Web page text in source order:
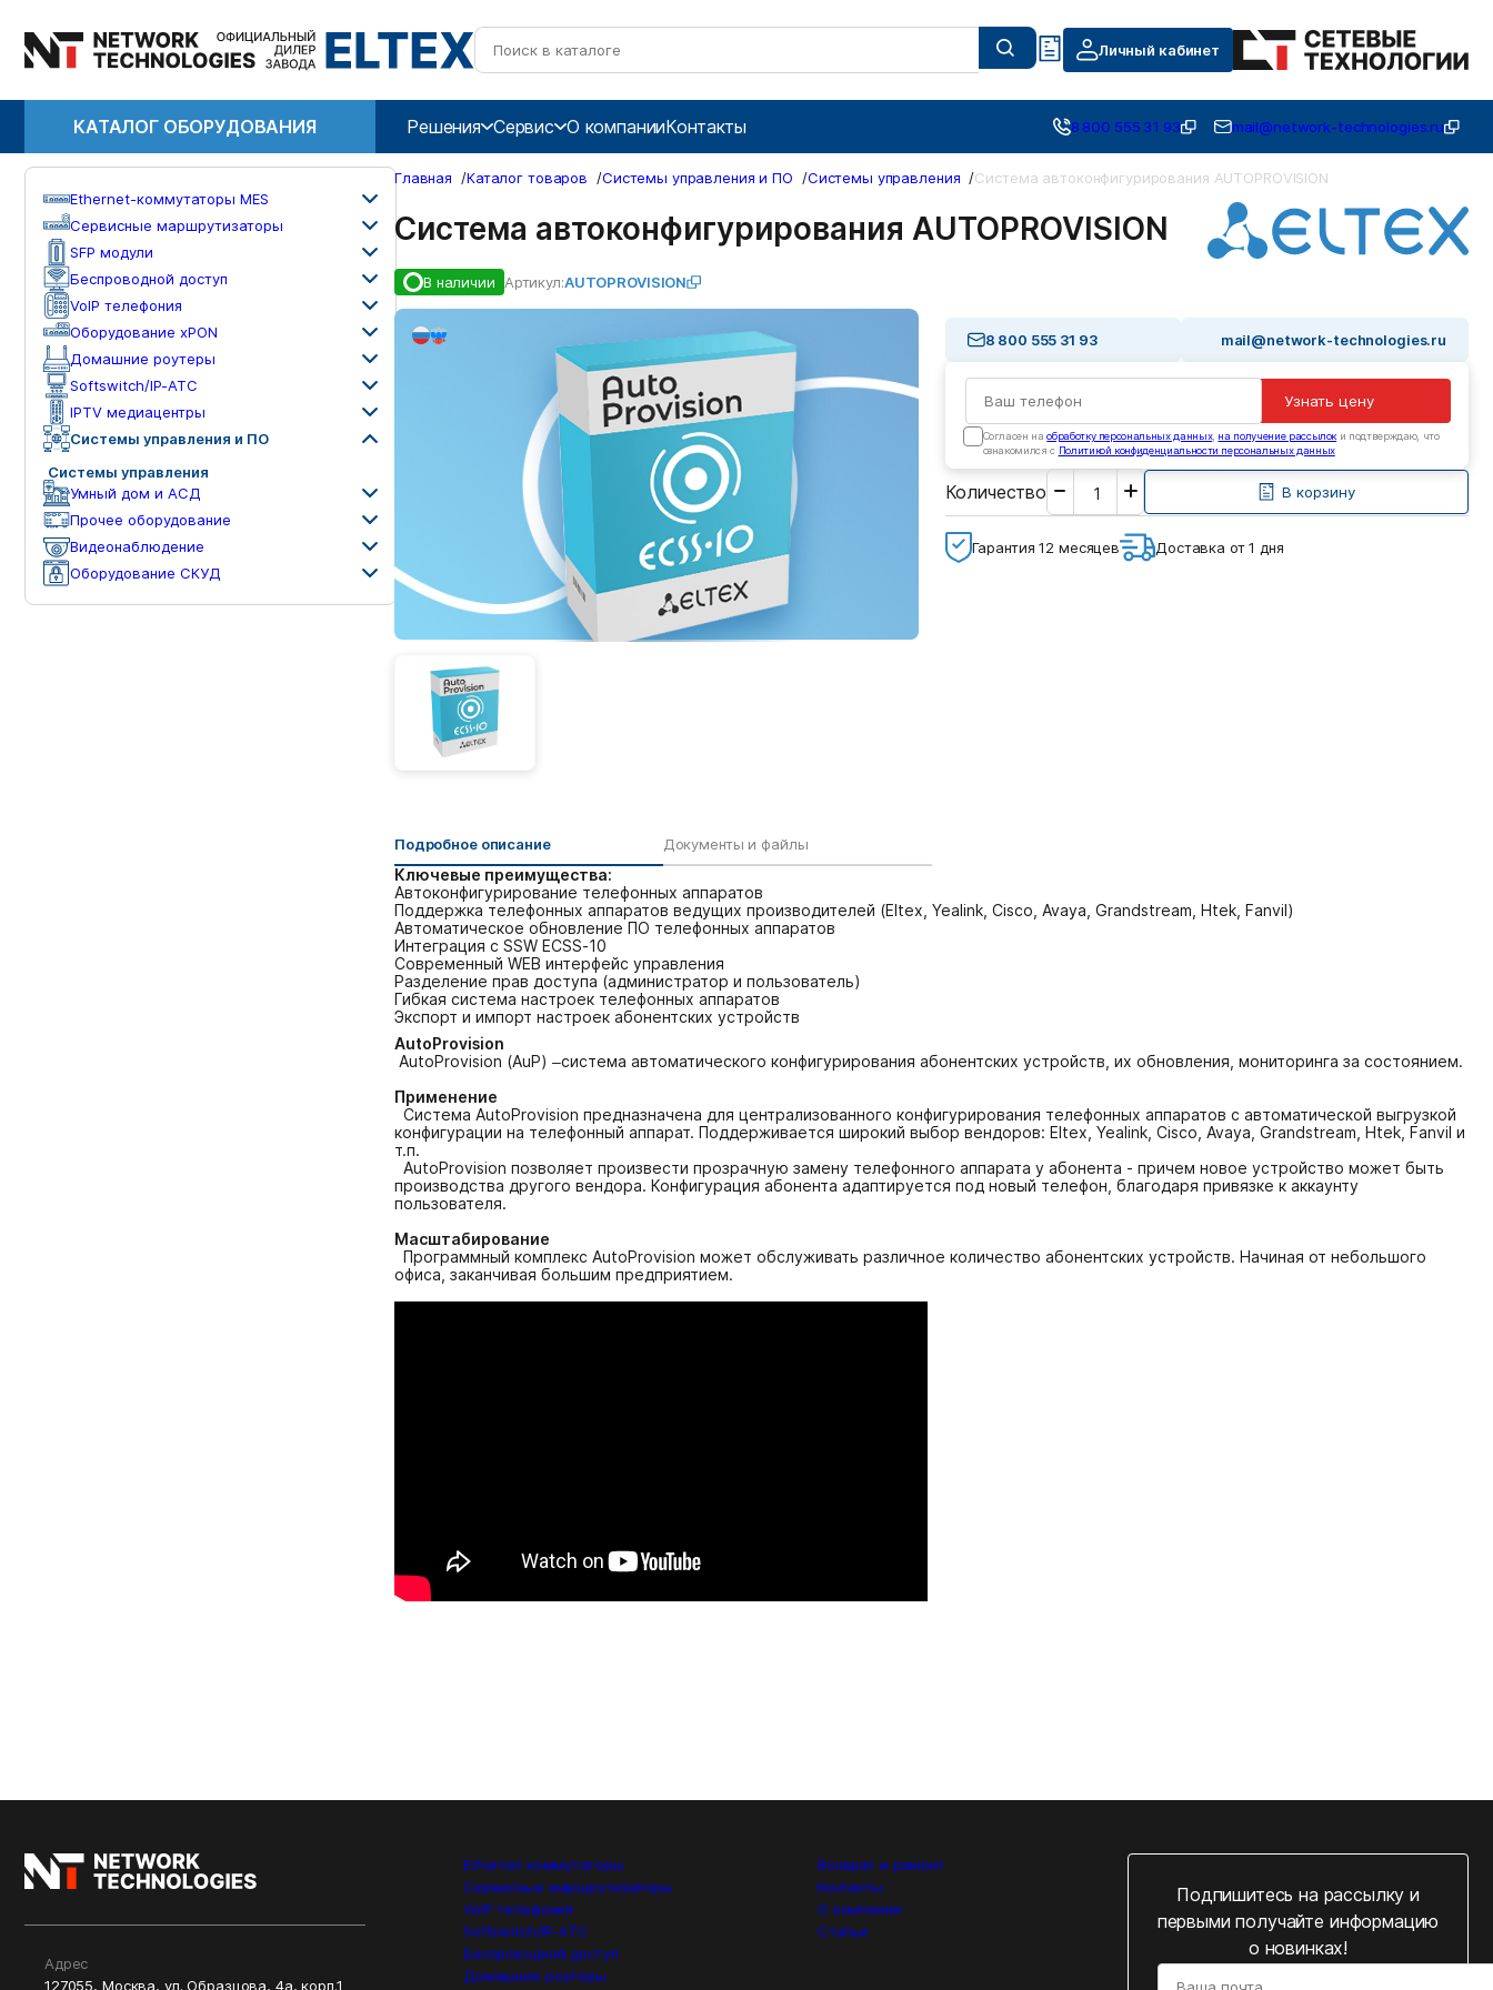
Личный кабинет
КАТАЛОГ ОБОРУДОВАНИЯ Решения Сервис О компанииКонтакты 8 800 555 31 93 mail@network-technologies.ru
Ethernet-коммутаторы MES
Сервисные маршрутизаторы
SFP модули
Беспроводной доступ
VoIP телефония
Оборудование xPON
Домашние роутеры
Softswitch/IP-ATC
IPTV медиацентры
Системы управления и ПО
Системы управления
Умный дом и АСД
Прочее оборудование
Видеонаблюдение
Оборудование СКУД
Главная /Каталог товаров /Системы управления и ПО /Системы управления /Система автоконфигурирования AUTOPROVISION
Система автоконфигурирования AUTOPROVISION
В наличии Артикул:AUTOPROVISION
8 800 555 31 93 mail@network-technologies.ru
Узнать цену
Cогласен наобработку персональных данных, на получение рассылок и подтверждаю, что
ознакомился с Политикой конфиденциальности персональных данных
Количество
Введите
необходимое
количество
В корзину
Гарантия 12 месяцев Доставка от 1 дня
Подробное описание Документы и файлы
Ключевые преимущества:
Автоконфигурирование телефонных аппаратов
Поддержка телефонных аппаратов ведущих производителей (Eltex, Yealink, Cisco, Avaya, Grandstream, Htek, Fanvil)
Автоматическое обновление ПО телефонных аппаратов
Интеграция с SSW ECSS-10
Современный WEB интерфейс управления
Разделение прав доступа (администратор и пользователь)
Гибкая система настроек телефонных аппаратов
Экспорт и импорт настроек абонентских устройств
AutoProvision
AutoProvision (AuP) –система автоматического конфигурирования абонентских устройств, их обновления, мониторинга за состоянием.
Применение
Cистема AutoProvision предназначена для централизованного конфигурирования телефонных аппаратов с автоматической выгрузкой
конфигурации на телефонный аппарат. Поддерживается широкий выбор вендоров: Eltex, Yealink, Cisco, Avaya, Grandstream, Htek, Fanvil и
т.п.
AutoProvision позволяет произвести прозрачную замену телефонного аппарата у абонента - причем новое устройство может быть
производства другого вендора. Конфигурация абонента адаптируется под новый телефон, благодаря привязке к аккаунту
пользователя.
Масштабирование
Программный комплекс AutoProvision может обслуживать различное количество абонентских устройств. Начиная от небольшого
офиса, заканчивая большим предприятием.
Адрес
127055, Москва, ул. Образцова, 4а, корп.1
Ethernet коммутаторы
Сервисные маршрутизаторы
VoIP телефония
Softswitch/IP-ATC
Беспроводной доступ
Домашние роутеры
Возврат и ремонт
Контакты
О компании
Статьи
Подпишитесь на рассылку и
первыми получайте информацию
о новинках!